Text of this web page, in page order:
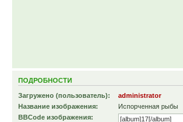
ПОДРОБНОСТИ
Загружено (пользователь):
administrator
Название изображения:
Испорченная рыбы
BBCode изображения: